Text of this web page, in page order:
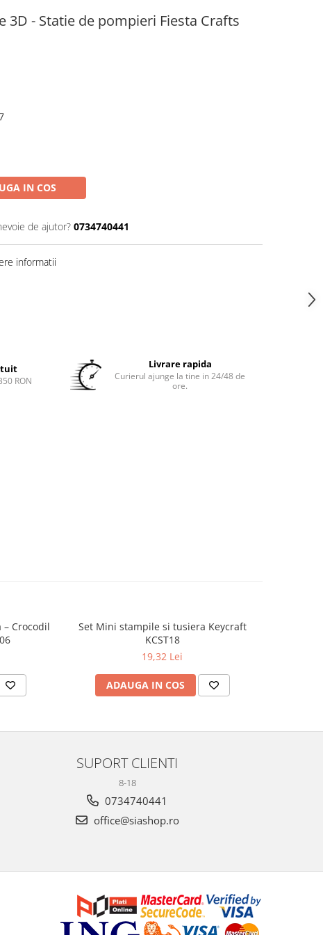
3D - Statie de pompieri Fiesta Crafts
IN COS
de ajutor? 0734740441
informatii
RON
Livrare rapida
Curierul ajunge la tine in 24/48 de
ore.
Crocodil
Set Mini stampile si tusiera Keycraft
KCST18
19,32 Lei
ADAUGA IN COS
SUPORT CLIENTI
8-18
0734740441
office@siashop.ro